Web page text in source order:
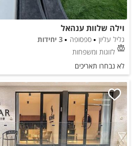
וילה שלוות ענהאל
גליל עליון ספסופה
3 יחידות
לזוגות ומשפחות
לא נבחרו תאריכים